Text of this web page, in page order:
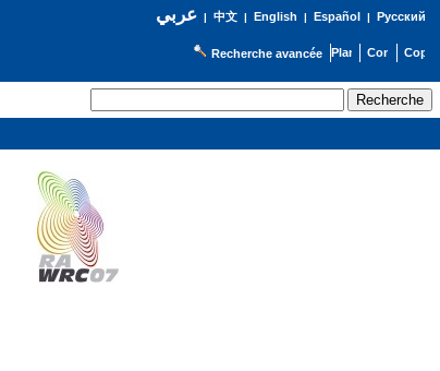
عربي| 中文| English | Español | Русский
Recherche avancée